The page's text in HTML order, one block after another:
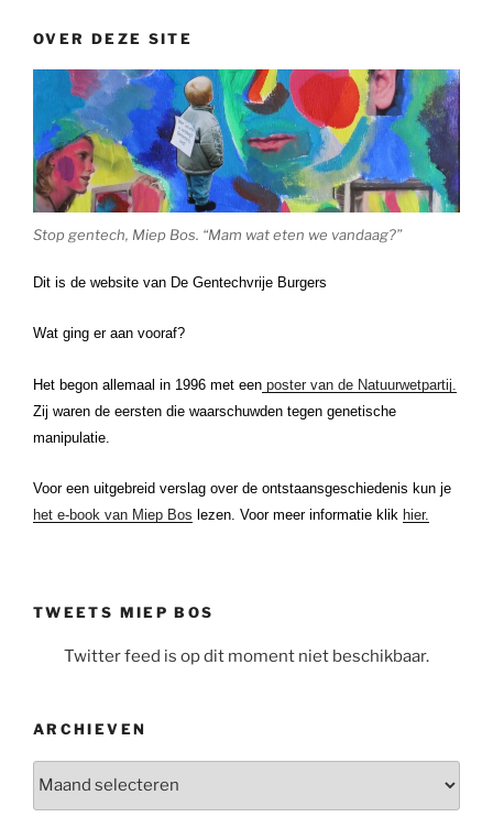
OVER DEZE SITE
Stop gentech, Miep Bos. “Mam wat eten we vandaag?”
Dit is de website van De Gentechvrije Burgers
Wat ging er aan vooraf?
Het begon allemaal in 1996 met een poster van de Natuurwetpartij.
Zij waren de eersten die waarschuwden tegen genetische
manipulatie.
Voor een uitgebreid verslag over de ontstaansgeschiedenis kun je
het e-book van Miep Bos lezen. Voor meer informatie klik hier.
TWEETS MIEP BOS
Twitter feed is op dit moment niet beschikbaar.
ARCHIEVEN